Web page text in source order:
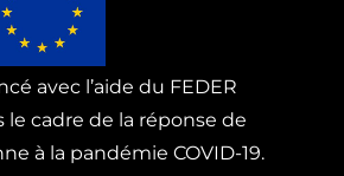
avec l’aide du FEDER
le cadre de la réponse de
à la pandémie COVID-19.